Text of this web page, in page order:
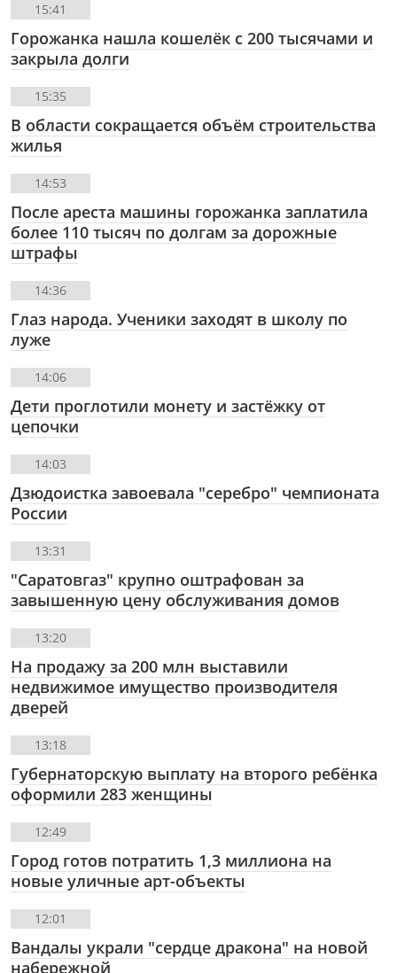
15:41
Горожанка нашла кошелёк с 200 тысячами и
закрыла долги
15:35
В области сокращается объём строительства
жилья
14:53
После ареста машины горожанка заплатила
более 110 тысяч по долгам за дорожные
штрафы
14:36
Глаз народа. Ученики заходят в школу по
луже
14:06
Дети проглотили монету и застёжку от
цепочки
14:03
Дзюдоистка завоевала "серебро" чемпионата
России
13:31
"Саратовгаз" крупно оштрафован за
завышенную цену обслуживания домов
13:20
На продажу за 200 млн выставили
недвижимое имущество производителя
дверей
13:18
Губернаторскую выплату на второго ребёнка
оформили 283 женщины
12:49
Город готов потратить 1,3 миллиона на
новые уличные арт-объекты
12:01
Вандалы украли "сердце дракона" на новой
набережной